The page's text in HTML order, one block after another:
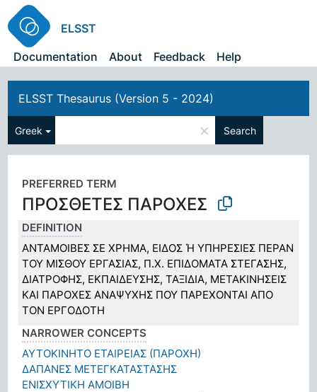
ELSST
Documentation
About Feedback Help
ELSST Thesaurus (Version 5 - 2024)
Greek × Search
PREFERRED TERM
ΠΡΟΣΘΕΤΕΣ ΠΑΡΟΧΕΣ
DEFINITION
ΑΝΤΑΜΟΙΒΕΣ ΣΕ ΧΡΗΜΑ, ΕΙΔΟΣ Ή ΥΠΗΡΕΣΙΕΣ ΠΕΡΑΝ
ΤΟΥ ΜΙΣΘΟΥ ΕΡΓΑΣΙΑΣ, Π.Χ. ΕΠΙΔΟΜΑΤΑ ΣΤΕΓΑΣΗΣ,
ΔΙΑΤΡΟΦΗΣ, ΕΚΠΑΙΔΕΥΣΗΣ, ΤΑΞΙΔΙΑ, ΜΕΤΑΚΙΝΗΣΕΙΣ
ΚΑΙ ΠΑΡΟΧΕΣ ΑΝΑΨΥΧΗΣ ΠΟΥ ΠΑΡΕΧΟΝΤΑΙ ΑΠΟ
ΤΟΝ ΕΡΓΟΔΟΤΗ
NARROWER CONCEPTS
ΑΥΤΟΚΙΝΗΤΟ ΕΤΑΙΡΕΙΑΣ (ΠΑΡΟΧΗ)
ΔΑΠΑΝΕΣ ΜΕΤΕΓΚΑΤΑΣΤΑΣΗΣ
ΕΝΙΣΧΥΤΙΚΗ ΑΜΟΙΒΗ